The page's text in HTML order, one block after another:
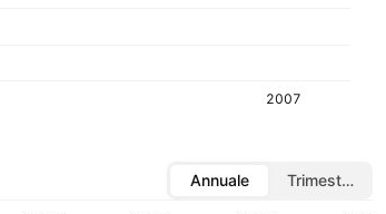
2007
Annuale
Trimestrale